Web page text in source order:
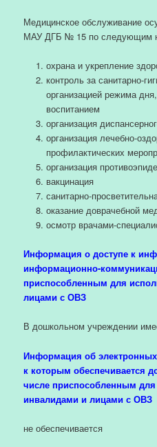
Медицинское обслуживание
МАУ ДГБ № 15 по следующим
охрана и укрепление
контроль за санитарно-
организацией режима
воспитанием
организация
организация лечебно-
профилактических
организация
вакцинация
санитарно-
оказание доврачебной
осмотр врачами-
Информация о доступе к
информационно-
приспособленным для
лицами с ОВЗ
В дошкольном учреждении
Информация об
к которым обеспечивается
числе приспособленным
инвалидами и лицами с ОВЗ
не обеспечивается